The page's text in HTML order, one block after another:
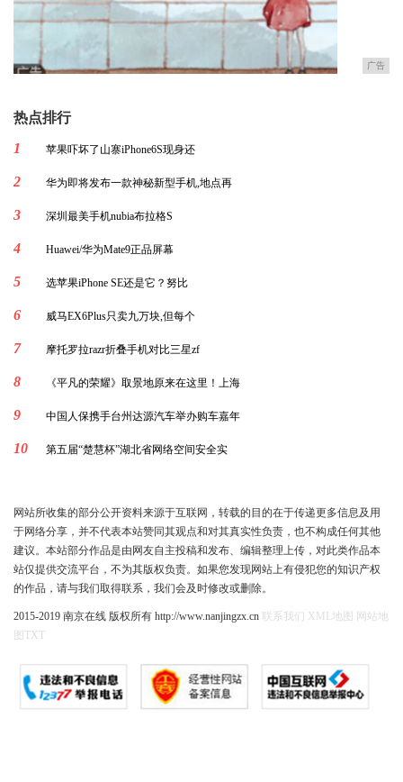
广告
热点排行
1
苹果吓坏了山寨iPhone6S现身还
2 华为即将发布一款神秘新型手机,地点再
3 深圳最美手机nubia布拉格S
4 Huawei/华为Mate9正品屏幕
5 选苹果iPhone SE还是它？努比
6 威马EX6Plus只卖九万块,但每个
7 摩托罗拉razr折叠手机对比三星zf
8 《平凡的荣耀》取景地原来在这里！上海
9 中国人保携手台州达源汽车举办购车嘉年
10 第五届“楚慧杯”湖北省网络空间安全实
网站所收集的部分公开资料来源于互联网，转载的目的在于传递更多信息及用
于网络分享，并不代表本站赞同其观点和对其真实性负责，也不构成任何其他
建议。本站部分作品是由网友自主投稿和发布、编辑整理上传，对此类作品本
站仅提供交流平台，不为其版权负责。如果您发现网站上有侵犯您的知识产权
的作品，请与我们取得联系，我们会及时修改或删除。
2015-2019 南京在线 版权所有 http://www.nanjingzx.cn 联系我们 XML地图
网站地
图
TXT